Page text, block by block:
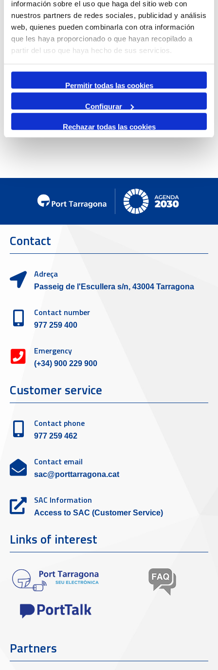
información sobre el uso que haga del sitio web con
nuestros partners de redes sociales, publicidad y análisis
web, quienes pueden combinarla con otra información
que les haya proporcionado o que hayan recopilado a
partir del uso que haya hecho de sus servicios.
Permitir todas las cookies
Configurar
Rechazar todas las cookies
By Month
Jump to month
Preceding Day
Wednesday, 19. February 2025
No events were found
Contact
Adreça
Passeig de l'Escullera s/n, 43004 Tarragona
Contact number
977 259 400
Emergency
(+34) 900 229 900
Customer service
Contact phone
977 259 462
Contact email
sac@porttarragona.cat
SAC Information
Access to SAC (Customer Service)
Links of interest
Partners